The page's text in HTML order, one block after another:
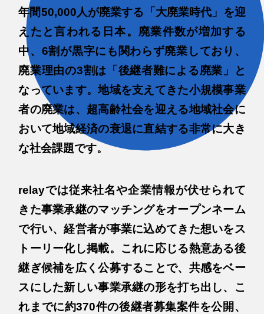
年間50,000人が廃業する「大廃業時代」を迎
えたと言われる日本。廃業件数が増加する
中、6割が黒字にも関わらず廃業しており、
廃業理由の3割は「後継者難による廃業」と
なっています。地域を支えてきた小規模事業
者の廃業は、超高齢社会を迎える地域社会に
おいて地域経済の衰退に直結する非常に大き
な社会課題です。
relayでは従来社名や企業情報が伏せられて
きた事業承継のマッチングをオープンネーム
で行い、経営者が事業に込めてきた想いをス
トーリー化し掲載。これに応じる熱意ある後
継ぎ候補を広く公募することで、共感をベー
スにした新しい事業承継の形を打ち出し、こ
れまでに約370件の後継者募集案件を公開、